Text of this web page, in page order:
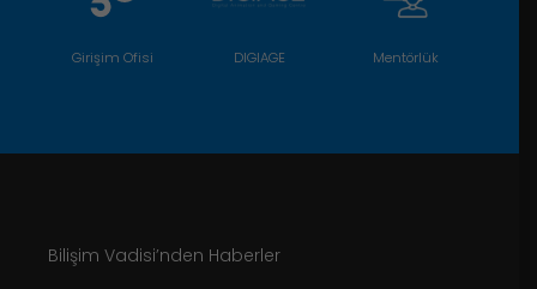
Girişim Ofisi DIGIAGE Mentörlük
Bilişim Vadisi’nden Haberler